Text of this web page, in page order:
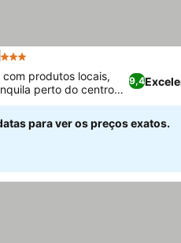
3 Estrelas
9,4
produtos locais,
perto do centro
para ver os preços exatos.